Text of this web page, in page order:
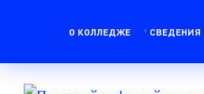
О КОЛЛЕДЖЕ СВЕДЕНИЯ